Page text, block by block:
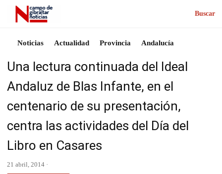
Buscar
Noticias Actualidad Provincia Andalucía
Una lectura continuada del Ideal
Andaluz de Blas Infante, en el
centenario de su presentación,
centra las actividades del Día del
Libro en Casares
21 abril, 2014 ·